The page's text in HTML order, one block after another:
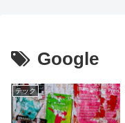
Google
テック